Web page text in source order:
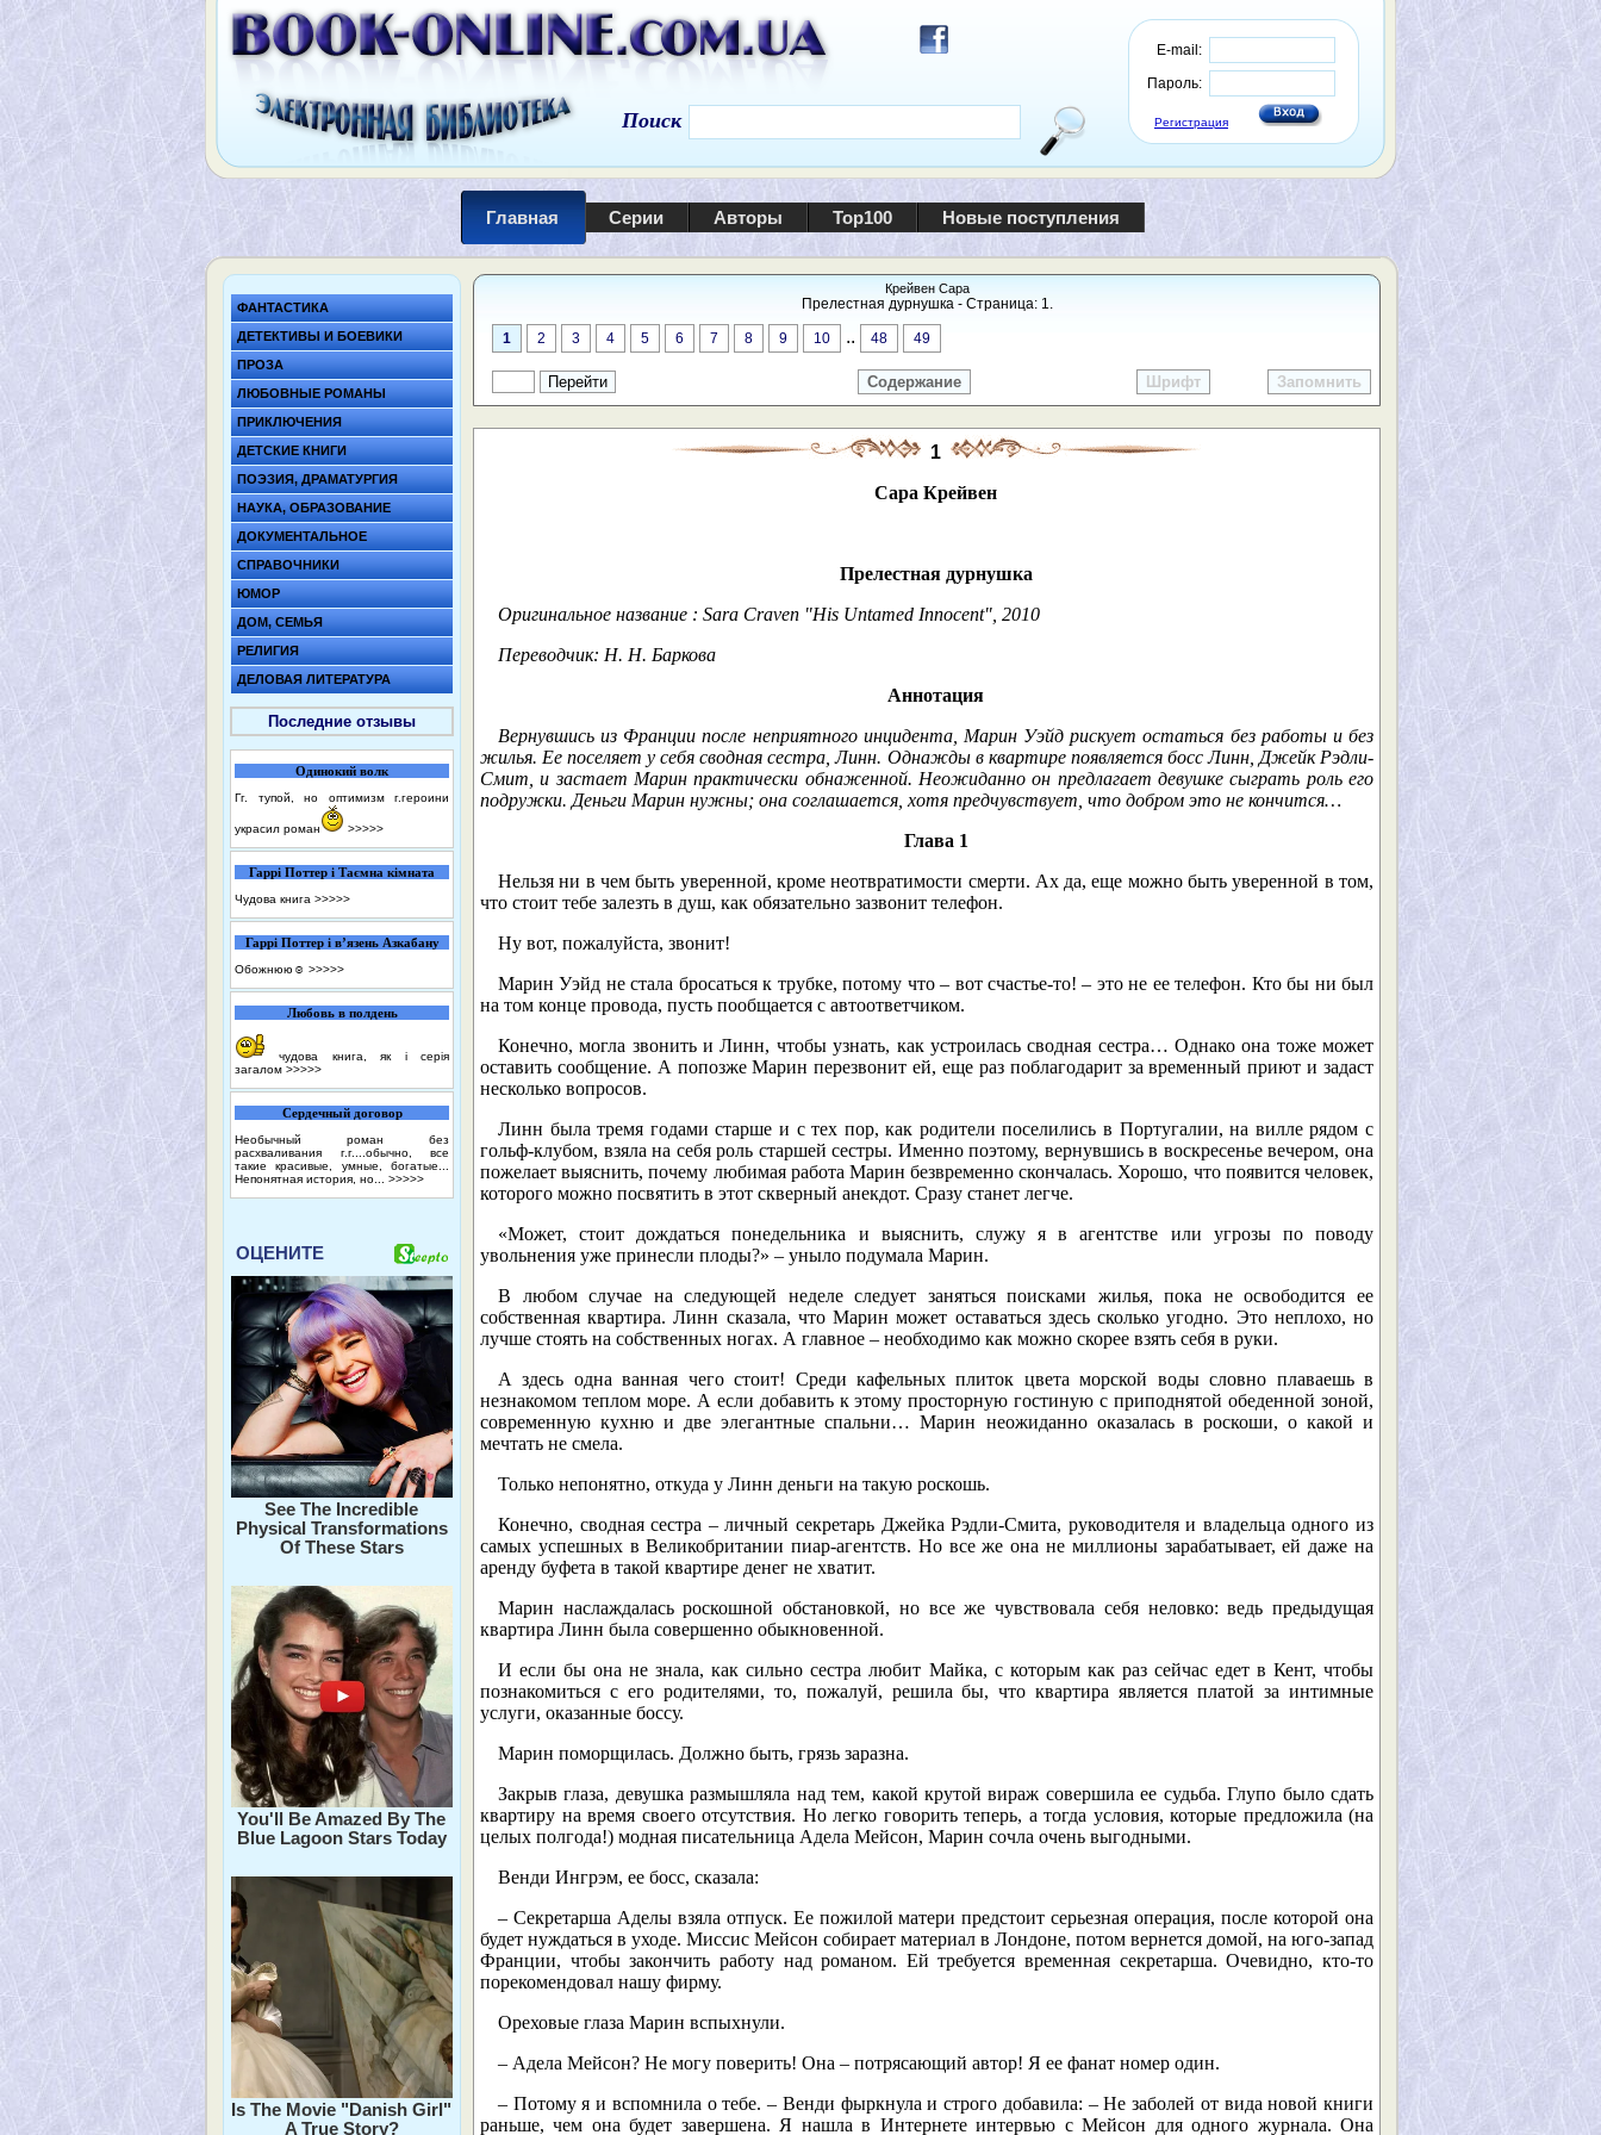
E-mail:
Пароль:
Регистрация
Поиск
Главная Серии Авторы Top100 Новые поступления
ФАНТАСТИКА
ДЕТЕКТИВЫ И БОЕВИКИ
ПРОЗА
ЛЮБОВНЫЕ РОМАНЫ
ПРИКЛЮЧЕНИЯ
ДЕТСКИЕ КНИГИ
ПОЭЗИЯ, ДРАМАТУРГИЯ
НАУКА, ОБРАЗОВАНИЕ
ДОКУМЕНТАЛЬНОЕ
СПРАВОЧНИКИ
ЮМОР
ДОМ, СЕМЬЯ
РЕЛИГИЯ
ДЕЛОВАЯ ЛИТЕРАТУРА
Последние отзывы
Одинокий волк
Гг. тупой, но оптимизм г.героини
украсил роман >>>>>
Гаррі Поттер і Таємна кімната
Чудова книга >>>>>
Гаррі Поттер і в’язень Азкабану
Обожнюю☺️ >>>>>
Любовь в полдень
чудова книга, як і серія
загалом >>>>>
Сердечный договор
Необычный роман без
расхваливания г.г....обычно, все
такие красивые, умные, богатые...
Непонятная история, но... >>>>>
ОЦЕНИТЕ
See The Incredible
Physical Transformations
Of These Stars
You'll Be Amazed By The
Blue Lagoon Stars Today
Is The Movie "Danish Girl"
A True Story?
Крейвен Сара
Прелестная дурнушка - Страница: 1.
1 2 3 4 5 6 7 8 9 10 .. 48 49
Содержание Шрифт Запомнить
1
Сара Крейвен
Прелестная дурнушка
Оригинальное название : Sara Craven "His Untamed Innocent", 2010
Переводчик: H. H. Баркова
Аннотация
Вернувшись из Франции после неприятного инцидента, Марин Уэйд рискует остаться без работы и без
жилья. Ее поселяет у себя сводная сестра, Линн. Однажды в квартире появляется босс Линн, Джейк Рэдли-
Смит, и застает Марин практически обнаженной. Неожиданно он предлагает девушке сыграть роль его
подружки. Деньги Марин нужны; она соглашается, хотя предчувствует, что добром это не кончится…
Глава 1
Нельзя ни в чем быть уверенной, кроме неотвратимости смерти. Ах да, еще можно быть уверенной в том,
что стоит тебе залезть в душ, как обязательно зазвонит телефон.
Ну вот, пожалуйста, звонит!
Марин Уэйд не стала бросаться к трубке, потому что – вот счастье-то! – это не ее телефон. Кто бы ни был
на том конце провода, пусть пообщается с автоответчиком.
Конечно, могла звонить и Линн, чтобы узнать, как устроилась сводная сестра… Однако она тоже может
оставить сообщение. А попозже Марин перезвонит ей, еще раз поблагодарит за временный приют и задаст
несколько вопросов.
Линн была тремя годами старше и с тех пор, как родители поселились в Португалии, на вилле рядом с
гольф-клубом, взяла на себя роль старшей сестры. Именно поэтому, вернувшись в воскресенье вечером, она
пожелает выяснить, почему любимая работа Марин безвременно скончалась. Хорошо, что появится человек,
которого можно посвятить в этот скверный анекдот. Сразу станет легче.
«Может, стоит дождаться понедельника и выяснить, служу я в агентстве или угрозы по поводу
увольнения уже принесли плоды?» – уныло подумала Марин.
В любом случае на следующей неделе следует заняться поисками жилья, пока не освободится ее
собственная квартира. Линн сказала, что Марин может оставаться здесь сколько угодно. Это неплохо, но
лучше стоять на собственных ногах. А главное – необходимо как можно скорее взять себя в руки.
А здесь одна ванная чего стоит! Среди кафельных плиток цвета морской воды словно плаваешь в
незнакомом теплом море. А если добавить к этому просторную гостиную с приподнятой обеденной зоной,
современную кухню и две элегантные спальни… Марин неожиданно оказалась в роскоши, о какой и
мечтать не смела.
Только непонятно, откуда у Линн деньги на такую роскошь.
Конечно, сводная сестра – личный секретарь Джейка Рэдли-Смита, руководителя и владельца одного из
самых успешных в Великобритании пиар-агентств. Но все же она не миллионы зарабатывает, ей даже на
аренду буфета в такой квартире денег не хватит.
Марин наслаждалась роскошной обстановкой, но все же чувствовала себя неловко: ведь предыдущая
квартира Линн была совершенно обыкновенной.
И если бы она не знала, как сильно сестра любит Майка, с которым как раз сейчас едет в Кент, чтобы
познакомиться с его родителями, то, пожалуй, решила бы, что квартира является платой за интимные
услуги, оказанные боссу.
Марин поморщилась. Должно быть, грязь заразна.
Закрыв глаза, девушка размышляла над тем, какой крутой вираж совершила ее судьба. Глупо было сдать
квартиру на время своего отсутствия. Но легко говорить теперь, а тогда условия, которые предложила (на
целых полгода!) модная писательница Адела Мейсон, Марин сочла очень выгодными.
Венди Ингрэм, ее босс, сказала:
– Секретарша Аделы взяла отпуск. Ее пожилой матери предстоит серьезная операция, после которой она
будет нуждаться в уходе. Миссис Мейсон собирает материал в Лондоне, потом вернется домой, на юго-запад
Франции, чтобы закончить работу над романом. Ей требуется временная секретарша. Очевидно, кто-то
порекомендовал нашу фирму.
Ореховые глаза Марин вспыхнули.
– Адела Мейсон? Не могу поверить! Она – потрясающий автор! Я ее фанат номер один.
– Потому я и вспомнила о тебе. – Венди фыркнула и строго добавила: – Не заболей от вида новой книги
раньше, чем она будет завершена. Я нашла в Интернете интервью с Мейсон для одного журнала. Она